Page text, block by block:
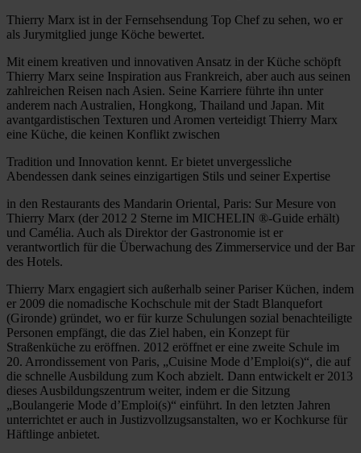
Thierry Marx ist in der Fernsehsendung Top Chef zu sehen, wo er
als Jurymitglied junge Köche bewertet.
Mit einem kreativen und innovativen Ansatz in der Küche schöpft
Thierry Marx seine Inspiration aus Frankreich, aber auch aus seinen
zahlreichen Reisen nach Asien. Seine Karriere führte ihn unter
anderem nach Australien, Hongkong, Thailand und Japan. Mit
avantgardistischen Texturen und Aromen verteidigt Thierry Marx
eine Küche, die keinen Konflikt zwischen
Tradition und Innovation kennt. Er bietet unvergessliche
Abendessen dank seines einzigartigen Stils und seiner Expertise
in den Restaurants des Mandarin Oriental, Paris: Sur Mesure von
Thierry Marx (der 2012 2 Sterne im MICHELIN ®-Guide erhält)
und Camélia. Auch als Direktor der Gastronomie ist er
verantwortlich für die Überwachung des Zimmerservice und der Bar
des Hotels.
Thierry Marx engagiert sich außerhalb seiner Pariser Küchen, indem
er 2009 die nomadische Kochschule mit der Stadt Blanquefort
(Gironde) gründet, wo er für kurze Schulungen sozial benachteiligte
Personen empfängt, die das Ziel haben, ein Konzept für
Straßenküche zu eröffnen. 2012 eröffnet er eine zweite Schule im
20. Arrondissement von Paris, „Cuisine Mode d’Emploi(s)“, die auf
die schnelle Ausbildung zum Koch abzielt. Dann entwickelt er 2013
dieses Ausbildungszentrum weiter, indem er die Sitzung
„Boulangerie Mode d’Emploi(s)“ einführt. In den letzten Jahren
unterrichtet er auch in Justizvollzugsanstalten, wo er Kochkurse für
Häftlinge anbietet.